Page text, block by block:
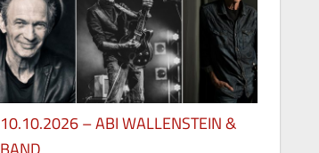
10.10.2026 – ABI WALLENSTEIN &